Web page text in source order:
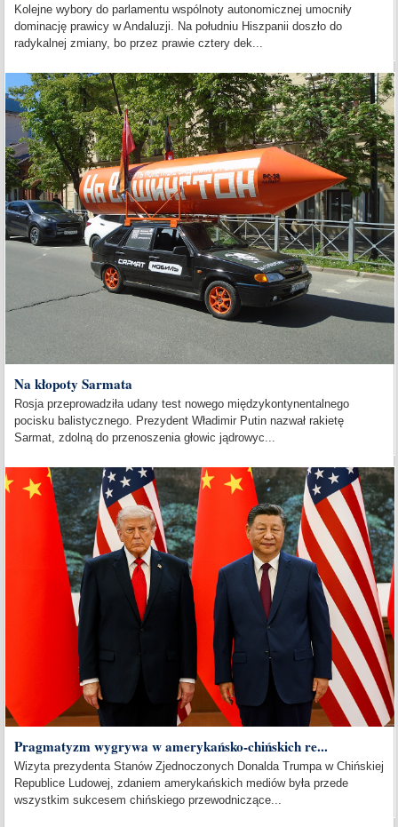
Kolejne wybory do parlamentu wspólnoty autonomicznej umocniły
dominację prawicy w Andaluzji. Na południu Hiszpanii doszło do
radykalnej zmiany, bo przez prawie cztery dek...
Na kłopoty Sarmata
Rosja przeprowadziła udany test nowego międzykontynentalnego
pocisku balistycznego. Prezydent Władimir Putin nazwał rakietę
Sarmat, zdolną do przenoszenia głowic jądrowyc...
Pragmatyzm wygrywa w amerykańsko-chińskich re...
Wizyta prezydenta Stanów Zjednoczonych Donalda Trumpa w Chińskiej
Republice Ludowej, zdaniem amerykańskich mediów była przede
wszystkim sukcesem chińskiego przewodniczące...